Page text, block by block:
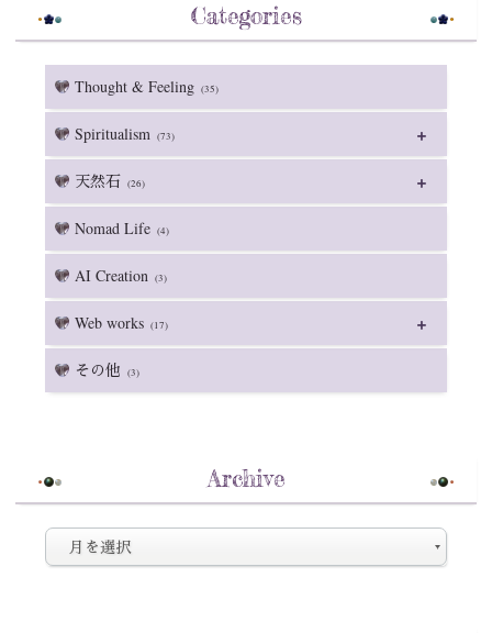
Categories
Thought & Feeling (35)
Spiritualism (73)
天然石 (26)
Nomad Life (4)
AI Creation (3)
Web works (17)
その他 (3)
Archive